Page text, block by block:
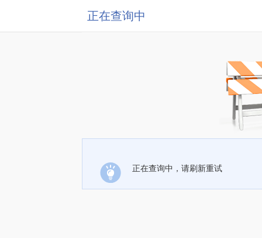
正在查询中
正在查询中，请刷新重试